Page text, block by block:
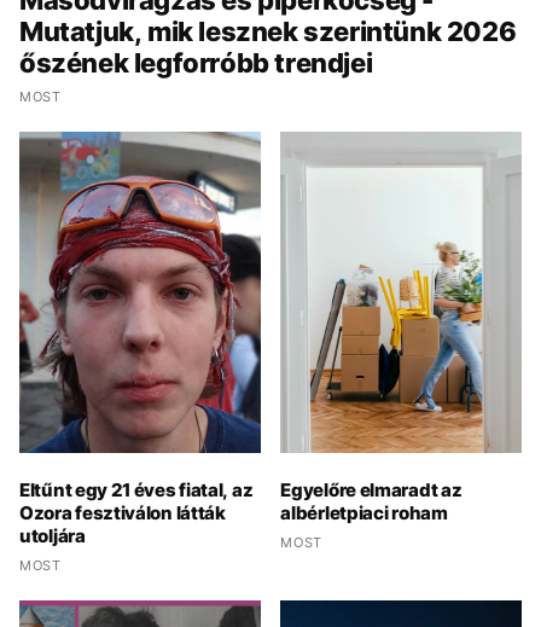
Mutatjuk, mik lesznek szerintünk 2026
őszének legforróbb trendjei
MOST
Eltűnt egy 21 éves fiatal, az
Ozora fesztiválon látták
utoljára
MOST
Egyelőre elmaradt az
albérletpiaci roham
MOST